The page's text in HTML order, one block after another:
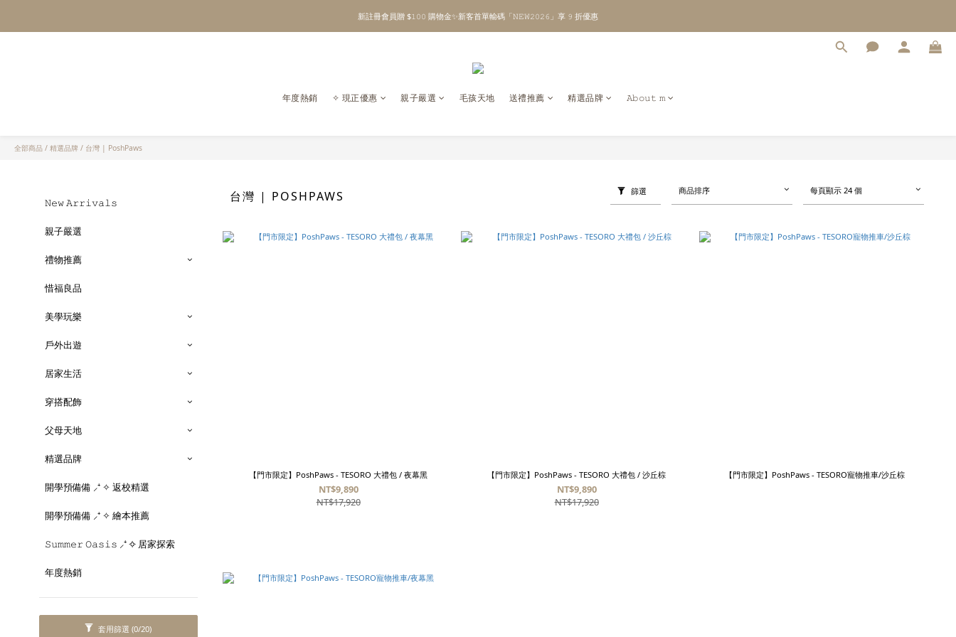
\ Welcome to 𝙻𝚒𝚝𝚝𝚕𝚎 𝙼𝚒𝚕𝚔𝚢 𝚆𝚊𝚢  ✨ For the Little Ones. /
新註冊會員贈 $𝟷𝟶𝟶 購物金✨新客首單輸碼「𝙽𝙴𝚆𝟸𝟶𝟸𝟼」享 𝟿 折優惠
年度熱銷 ✧ 現正優惠 親子嚴選 毛孩天地 送禮推薦 精選品牌 𝙰𝚋𝚘𝚞𝚝 𝚖
全部商品 / 精選品牌 / 台灣 | PoshPaws
𝙽𝚎𝚠 𝙰𝚛𝚛𝚒𝚟𝚊𝚕𝚜
親子嚴選
禮物推薦
惜福良品
美學玩樂
戶外出遊
居家生活
穿搭配飾
父母天地
精選品牌
開學預備備 ⸝⁺ ✧ 返校精選
開學預備備 ⸝⁺ ✧ 繪本推薦
𝚂𝚞𝚖𝚖𝚎𝚛 𝙾𝚊𝚜𝚒𝚜 ⸝⁺ ✧ 居家探索
年度熱銷
套用篩選(0/20)
台灣 | POSHPAWS 篩選 商品排序 每頁顯示 24 個
【門市限定】PoshPaws - TESORO 大禮包 / 夜幕黑
NT$9,890
NT$17,920
【門市限定】PoshPaws - TESORO 大禮包 / 沙丘棕
NT$9,890
NT$17,920
【門市限定】PoshPaws - TESORO寵物推車/沙丘棕